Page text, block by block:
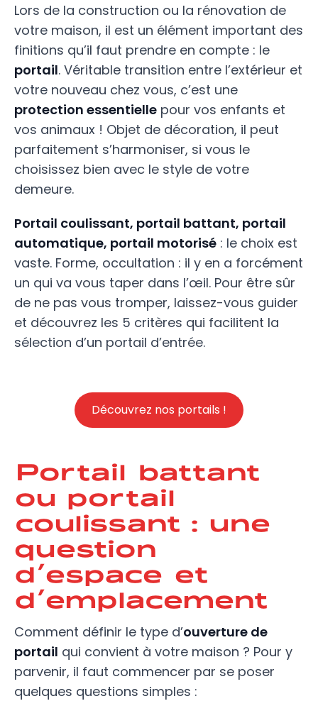
Lors de la construction ou la rénovation de
votre maison, il est un élément important des
finitions qu’il faut prendre en compte : le
portail. Véritable transition entre l’extérieur et
votre nouveau chez vous, c’est une
protection essentielle pour vos enfants et
vos animaux ! Objet de décoration, il peut
parfaitement s’harmoniser, si vous le
choisissez bien avec le style de votre
demeure.
Portail coulissant, portail battant, portail
automatique, portail motorisé : le choix est
vaste. Forme, occultation : il y en a forcément
un qui va vous taper dans l’œil. Pour être sûr
de ne pas vous tromper, laissez-vous guider
et découvrez les 5 critères qui facilitent la
sélection d’un portail d’entrée.
Découvrez nos portails !
Portail battant
ou portail
coulissant : une
question
d’espace et
d’emplacement
Comment définir le type d’ouverture de
portail qui convient à votre maison ? Pour y
parvenir, il faut commencer par se poser
quelques questions simples :